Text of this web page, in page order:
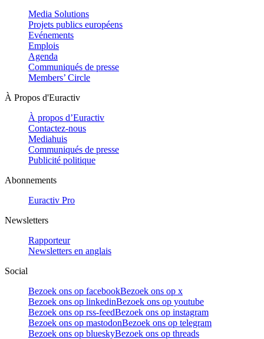
Media Solutions
Projets publics européens
Evénements
Emplois
Agenda
Communiqués de presse
Members’ Circle
À Propos d'Euractiv
À propos d’Euractiv
Contactez-nous
Mediahuis
Communiqués de presse
Publicité politique
Abonnements
Euractiv Pro
Newsletters
Rapporteur
Newsletters en anglais
Social
Bezoek ons op facebookBezoek ons op x
Bezoek ons op linkedinBezoek ons op youtube
Bezoek ons op rss-feedBezoek ons op instagram
Bezoek ons op mastodonBezoek ons op telegram
Bezoek ons op blueskyBezoek ons op threads